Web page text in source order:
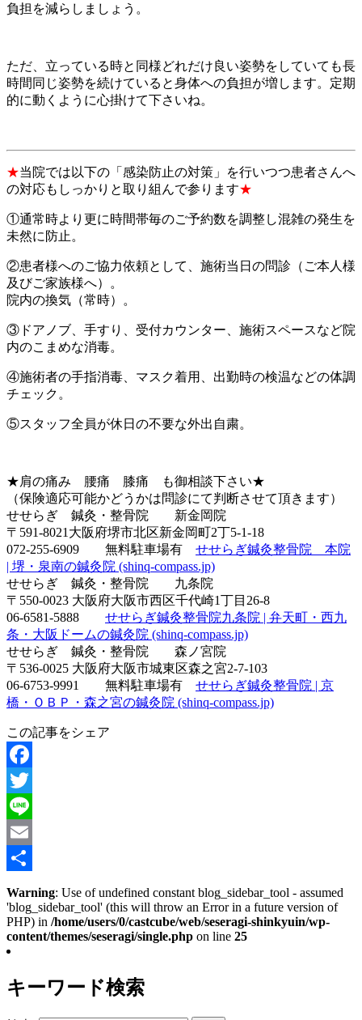
負担を減らしましょう。
ただ、立っている時と同様どれだけ良い姿勢をしていても長
時間同じ姿勢を続けていると身体への負担が増します。定期
的に動くように心掛けて下さいね。
★当院では以下の「感染防止の対策」を行いつつ患者さんへ
の対応もしっかりと取り組んで参ります★
①通常時より更に時間帯毎のご予約数を調整し混雑の発生を
未然に防止。
②患者様へのご協力依頼として、施術当日の問診（ご本人様
及びご家族様へ）。
院内の換気（常時）。
③ドアノブ、手すり、受付カウンター、施術スペースなど院
内のこまめな消毒。
④施術者の手指消毒、マスク着用、出勤時の検温などの体調
チェック。
⑤スタッフ全員が休日の不要な外出自粛。
★肩の痛み 腰痛 膝痛 も御相談下さい★
（保険適応可能かどうかは問診にて判断させて頂きます）
せせらぎ 鍼灸・整骨院 新金岡院
〒591-8021大阪府堺市北区新金岡町2丁5-1-18
072-255-6909 無料駐車場有 せせらぎ鍼灸整骨院 本院
| 堺・泉南の鍼灸院 (shinq-compass.jp)
せせらぎ 鍼灸・整骨院 九条院
〒550-0023 大阪府大阪市西区千代崎1丁目26-8
06-6581-5888 せせらぎ鍼灸整骨院九条院 | 弁天町・西九
条・大阪ドームの鍼灸院 (shinq-compass.jp)
せせらぎ 鍼灸・整骨院 森ノ宮院
〒536-0025 大阪府大阪市城東区森之宮2-7-103
06-6753-9991 無料駐車場有 せせらぎ鍼灸整骨院 | 京
橋・ＯＢＰ・森之宮の鍼灸院 (shinq-compass.jp)
この記事をシェア
Facebook
Twitter
Line
Email
有
Warning: Use of undefined constant blog_sidebar_tool - assumed
'blog_sidebar_tool' (this will throw an Error in a future version of
PHP) in /home/users/0/castcube/web/seseragi-shinkyuin/wp-
content/themes/seseragi/single.php on line 25
キーワード検索